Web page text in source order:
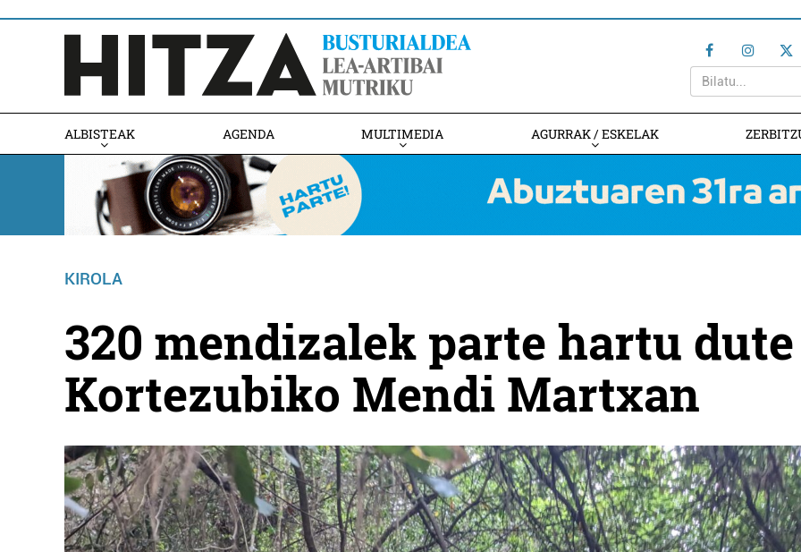
ALBISTEAK AGENDA MULTIMEDIA AGURRAK / ESKELAK
KIROLA
320 mendizalek parte hartu dute
Kortezubiko Mendi Martxan